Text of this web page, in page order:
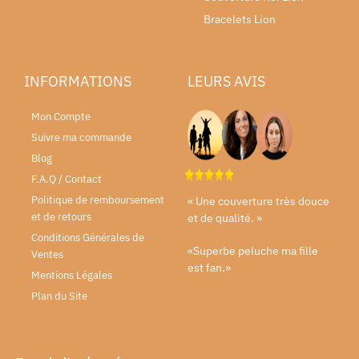
Bracelets Lion
INFORMATIONS
Mon Compte
Suivre ma commande
Blog
F.A.Q / Contact
Politique de remboursement
et de retours
Conditions Générales de
Ventes
Mentions Légales
Plan du Site
LEURS AVIS
« Une couverture très douce
et de qualité. »
«Superbe peluche ma fille
est fan.»